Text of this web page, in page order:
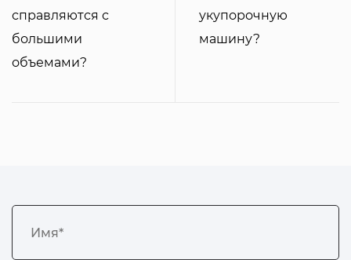
справляются с
большими
объемами?
укупорочную
машину?